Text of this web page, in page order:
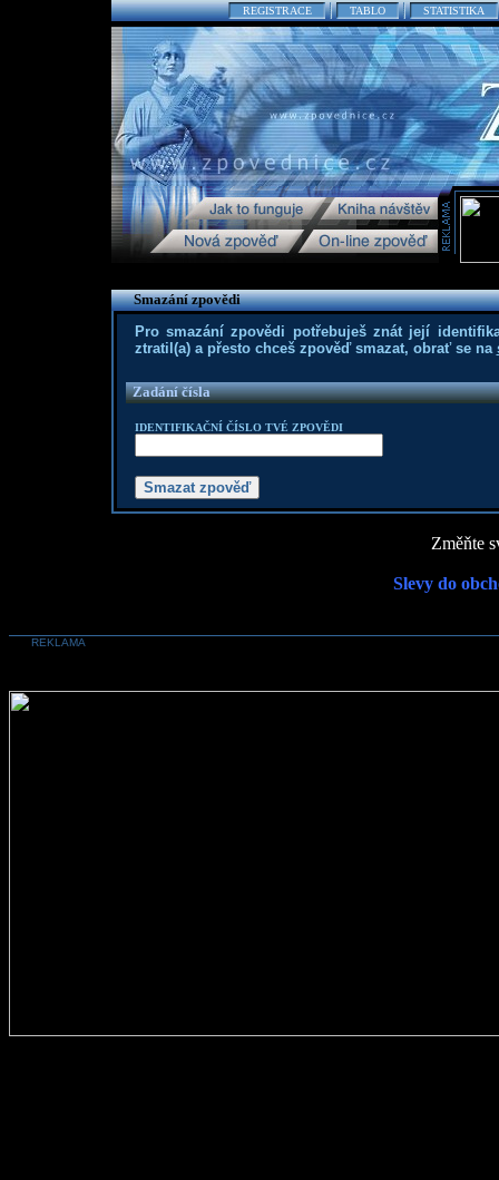
REGISTRACE TABLO STATISTIKA
Smazání zpovědi
Pro smazání zpovědi potřebuješ znát její
ztratil(a) a přesto chceš zpověď smazat, obrať se na
Zadání čísla
IDENTIFIKAČNÍ ČÍSLO TVÉ ZPOVĚDI
Změňte
Slevy do
REKLAMA